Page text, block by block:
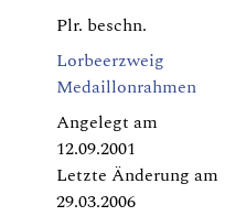
Plr. beschn.
Lorbeerzweig
Medaillonrahmen
Angelegt am
12.09.2001
Letzte Änderung am
29.03.2006